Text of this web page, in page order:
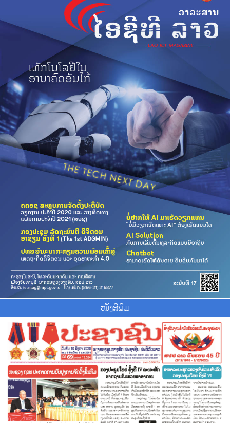
ໜັງສືພິມ